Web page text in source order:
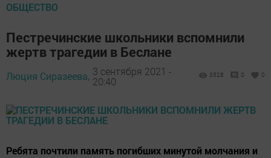
ОБЩЕСТВО
Пестречинские школьники вспомнили
жертв трагедии в Беслане
Люция Сиразеева, 3 сентября 2021 -
20:40
3528 0 0
Ребята почтили память погибших минутой молчания и